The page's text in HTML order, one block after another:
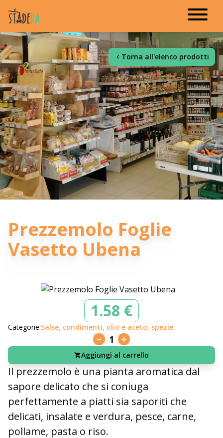
Torna all'elenco prodotti
Prezzemolo Foglie
Vasetto Ubena
1.58 €
Categorie:Salse, condimenti, olio e aceto, spezie
1
Aggiungi al carrello
Il prezzemolo è una pianta aromatica dal
sapore delicato che si coniuga
perfettamente a piatti sia saporiti che
delicati, insalate e verdura, pesce, carne,
pollame, pasta o riso.